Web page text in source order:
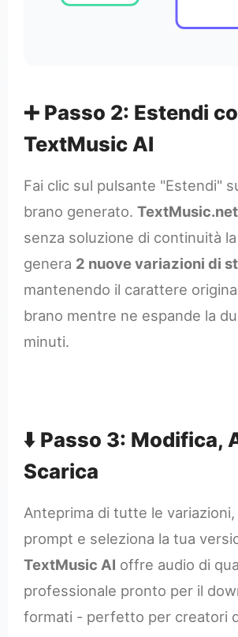
➕ Passo 2: Estendi
TextMusic AI
Fai clic sul pulsante "Estendi"
brano generato. TextMusic.net
senza soluzione di continuità
genera 2 nuove variazioni di
mantenendo il carattere
brano mentre ne espande la
minuti.
⬇️ Passo 3: Modifica,
Scarica
Anteprima di tutte le
prompt e seleziona la tua
TextMusic AI offre audio di
professionale pronto per il
formati - perfetto per creatori